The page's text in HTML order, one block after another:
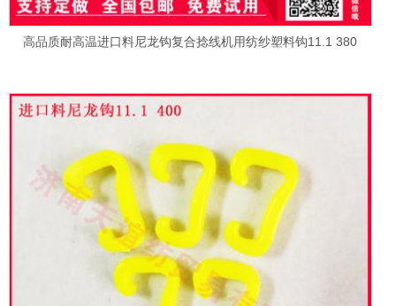
高品质耐高温进口料尼龙钩复合捻线机用纺纱塑料钩11.1 380